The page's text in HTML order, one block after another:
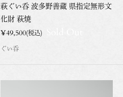
萩ぐい呑 波多野善蔵 県指定無形文
化財 萩焼
¥49,500(税込)
ぐい呑